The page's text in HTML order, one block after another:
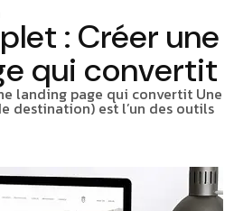
: Créer une
qui convertit
landing page qui convertit Une
destination) est l’un des outils